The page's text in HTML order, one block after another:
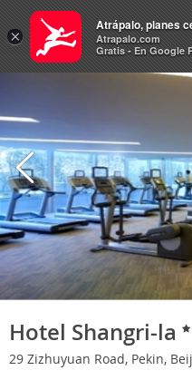
Hoteles
Hotel Shangri-la
29 Zizhuyuan Road, Pekin,
×
Atrápalo, planes
Atrapalo.com
Gratis - En Google